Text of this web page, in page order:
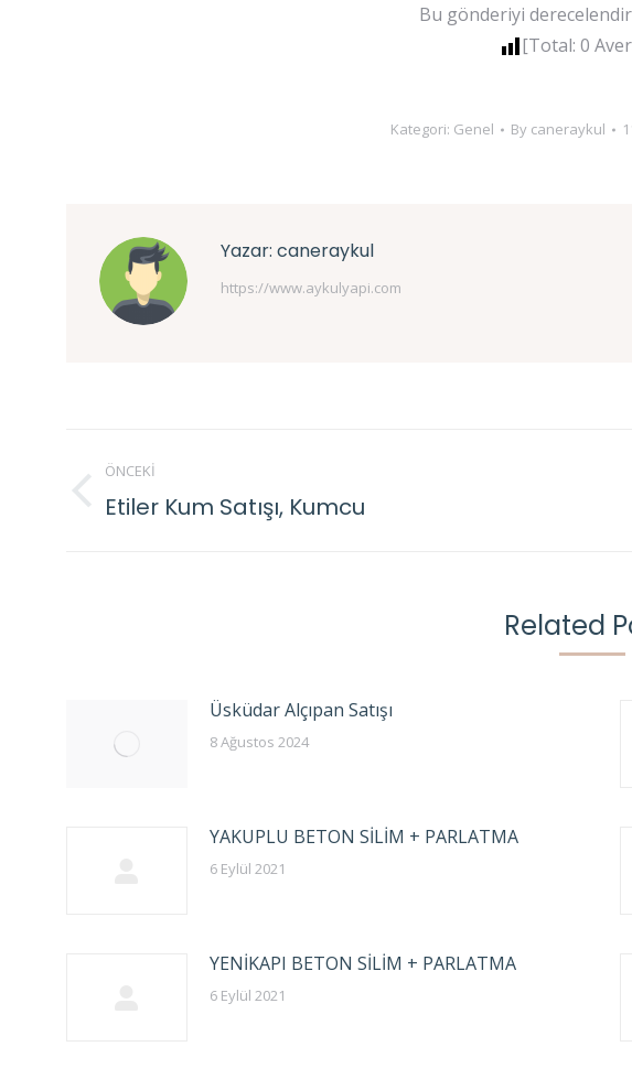
Bu gönderiyi
[Total: 0
Kategori: Genel By caneraykul
Yazar: caneraykul
https://www.aykulyapi.com
Post
navigation
ÖNCEKI
Previous
Etiler Kum Satışı, Kumcu
Related
Üsküdar Alçıpan Satışı
8 Ağustos 2024
YAKUPLU BETON SİLİM + PARLATMA
6 Eylül 2021
YENİKAPI BETON SİLİM + PARLATMA
6 Eylül 2021